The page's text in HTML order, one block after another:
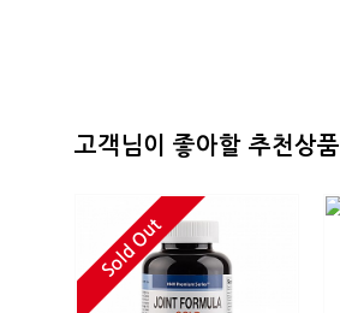
고객님이 좋아할 추천상품
Sold Out